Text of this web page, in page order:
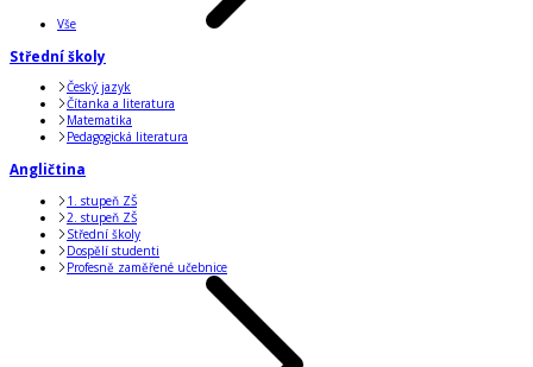
Vše
Střední školy
Český jazyk
Čítanka a literatura
Matematika
Pedagogická literatura
Angličtina
1. stupeň ZŠ
2. stupeň ZŠ
Střední školy
Dospělí studenti
Profesně zaměřené učebnice